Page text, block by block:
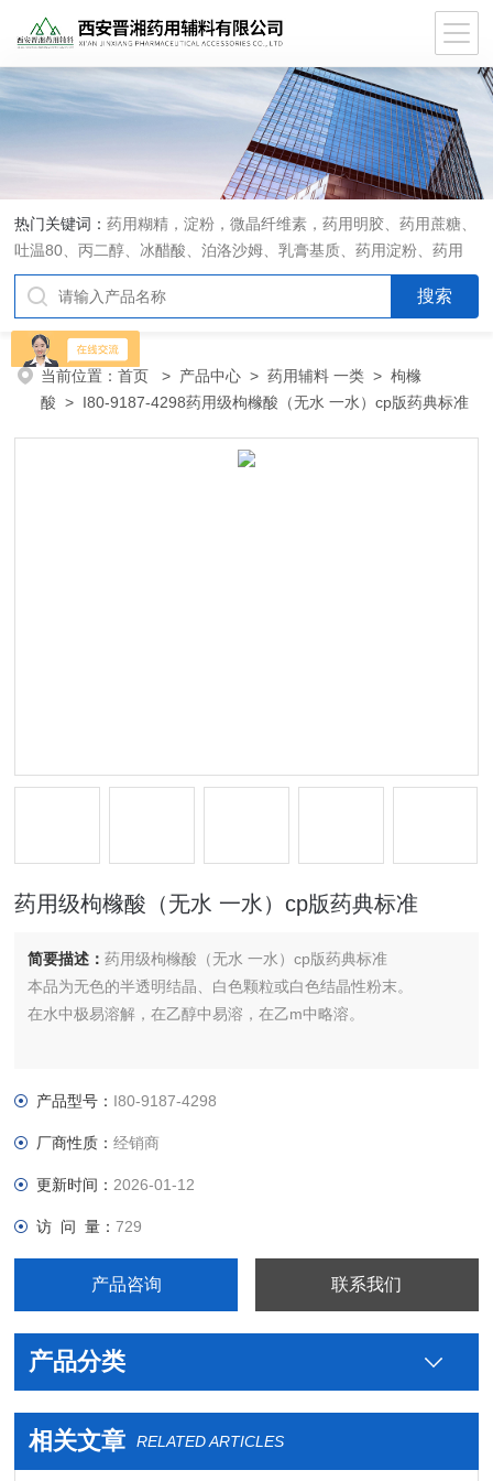
热门关键词：药用糊精，淀粉，微晶纤维素，药用明胶、药用蔗糖、
吐温80、丙二醇、冰醋酸、泊洛沙姆、乳膏基质、药用淀粉、药用
糊精、硬脂酸镁、聚丙烯酸树脂系列、羧甲基淀粉钠、羧甲基纤维素
钠、可溶性淀粉、甘露醇、羟丙纤维素、羟丙基甲基纤维素、乳糖、
交联聚维酮、交联羧甲基纤维素钠、聚乙二醇（PEG）系列、二氧化
硅、聚乙烯吡咯烷酮、十八醇、十六醇、预交化淀粉、微晶纤维素、
甲基纤维素、乙基纤维素，三氯蔗糖，麝香草酚，药用蜂蜜，
当前位置：首页 > 产品中心 >药用辅料 一类 >枸橼
酸 > I80-9187-4298药用级枸橼酸（无水 一水）cp版药典标准
药用级枸橼酸（无水 一水）cp版药典标准
简要描述：药用级枸橼酸（无水 一水）cp版药典标准
本品为无色的半透明结晶、白色颗粒或白色结晶性粉末。
在水中极易溶解，在乙醇中易溶，在乙m中略溶。
产品型号： I80-9187-4298
厂商性质：经销商
更新时间： 2026-01-12
访 问 量：729
产品咨询 联系我们
产品分类
相关文章 RELATED ARTICLES